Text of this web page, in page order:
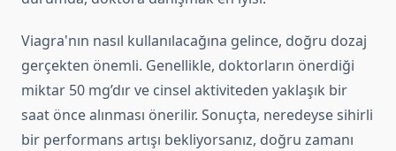
Viagra'nın nasıl kullanılacağına gelince, doğru dozaj
gerçekten önemli. Genellikle, doktorların önerdiği
miktar 50 mg’dır ve cinsel aktiviteden yaklaşık bir
saat önce alınması önerilir. Sonuçta, neredeyse sihirli
bir performans artışı bekliyorsanız, doğru zamanı